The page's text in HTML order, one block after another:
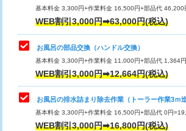
止水・漏水調査・防水処理・清掃・修
理・調整・分解・加工など（重作業）
トイレタンク脱着
トイレ便器脱着
タンクレストイレ脱着
小便器トイレ脱着
基本料金 3,300円+作業料金 16,500円+部品代 46,200
WEB割引3,000円➡63,000円(税込)
お風呂の部品交換（ハンドル交換）
基本料金 3,300円+作業料金 11,000円+部品代 1,364
WEB割引3,000円➡12,664円(税込)
お風呂の排水詰まり除去作業（トーラー作業3ｍ迄
基本料金 3,300円+作業料金 16,500円+部品代 0円
WEB割引3,000円➡16,800円(税込)